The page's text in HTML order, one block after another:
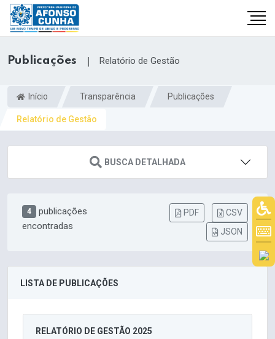
Publicações | Relatório de Gestão
Início Transparência Publicações
Relatório de Gestão
BUSCA DETALHADA
4
publicações
encontradas
PDF
CSV
JSON
LISTA DE PUBLICAÇÕES
RELATÓRIO DE GESTÃO 2025